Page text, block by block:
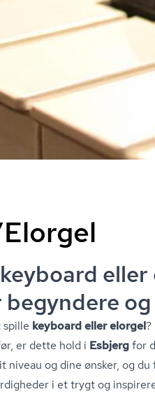
eller
begyndere
keyboard eller elorgel?
er dette hold i Esbjergfor
niveau og dine ønsker, og
i et trygt og